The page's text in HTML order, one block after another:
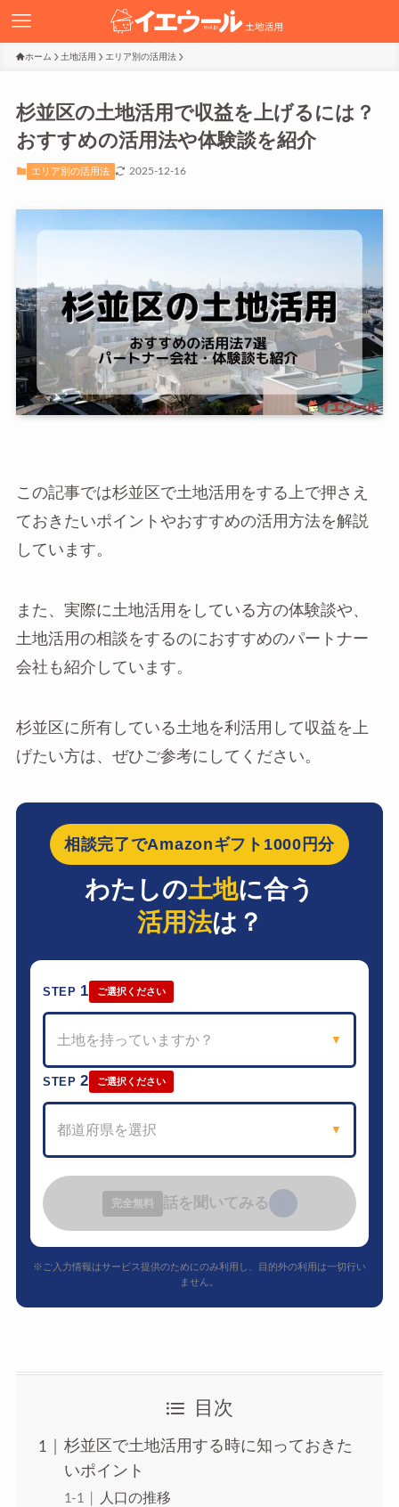
ホーム 土地活用 エリア別の活用法
杉並区の土地活用で収益を上げるには？
おすすめの活用法や体験談を紹介
エリア別の活用法 2025-12-16
この記事では杉並区で土地活用をする上で押さえ
ておきたいポイントやおすすめの活用方法を解説
しています。
また、実際に土地活用をしている方の体験談や、
土地活用の相談をするのにおすすめのパートナー
会社も紹介しています。
杉並区に所有している土地を利活用して収益を上
げたい方は、ぜひご参考にしてください。
相談完了でAmazonギフト1000円分
わたしの土地に合う
活用法は？
STEP 1 ご選択ください
土地を持っていますか？ ▼
STEP2 ご選択ください
都道府県を選択 ▼
完全無料 話を聞いてみる
※ご入力情報はサービス提供のためにのみ利用し、目的外の利用は一切行い
ません。
目次
杉並区で土地活用する時に知っておきた
いポイント
人口の推移